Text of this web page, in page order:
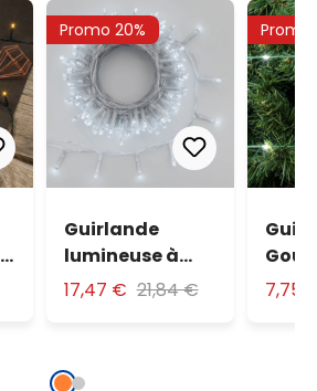
Promo 20%
Guirlande
lumineuse à
piles 20 m, 500
17,47 € 21,84 €
Promo
7,75